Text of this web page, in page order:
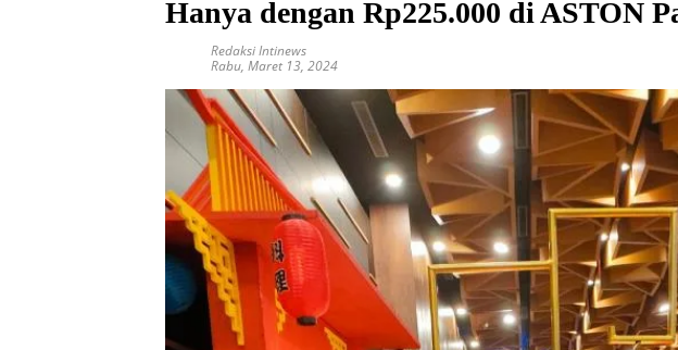
Hanya dengan Rp225.000 di ASTON
Redaksi Intinews
Rabu, Maret 13, 2024